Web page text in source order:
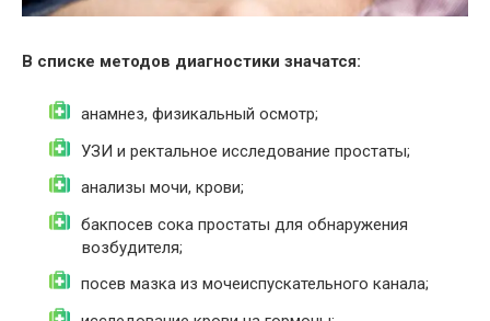
В списке методов диагностики значатся:
анамнез, физикальный осмотр;
УЗИ и ректальное исследование простаты;
анализы мочи, крови;
бакпосев сока простаты для обнаружения
возбудителя;
посев мазка из мочеиспускательного канала;